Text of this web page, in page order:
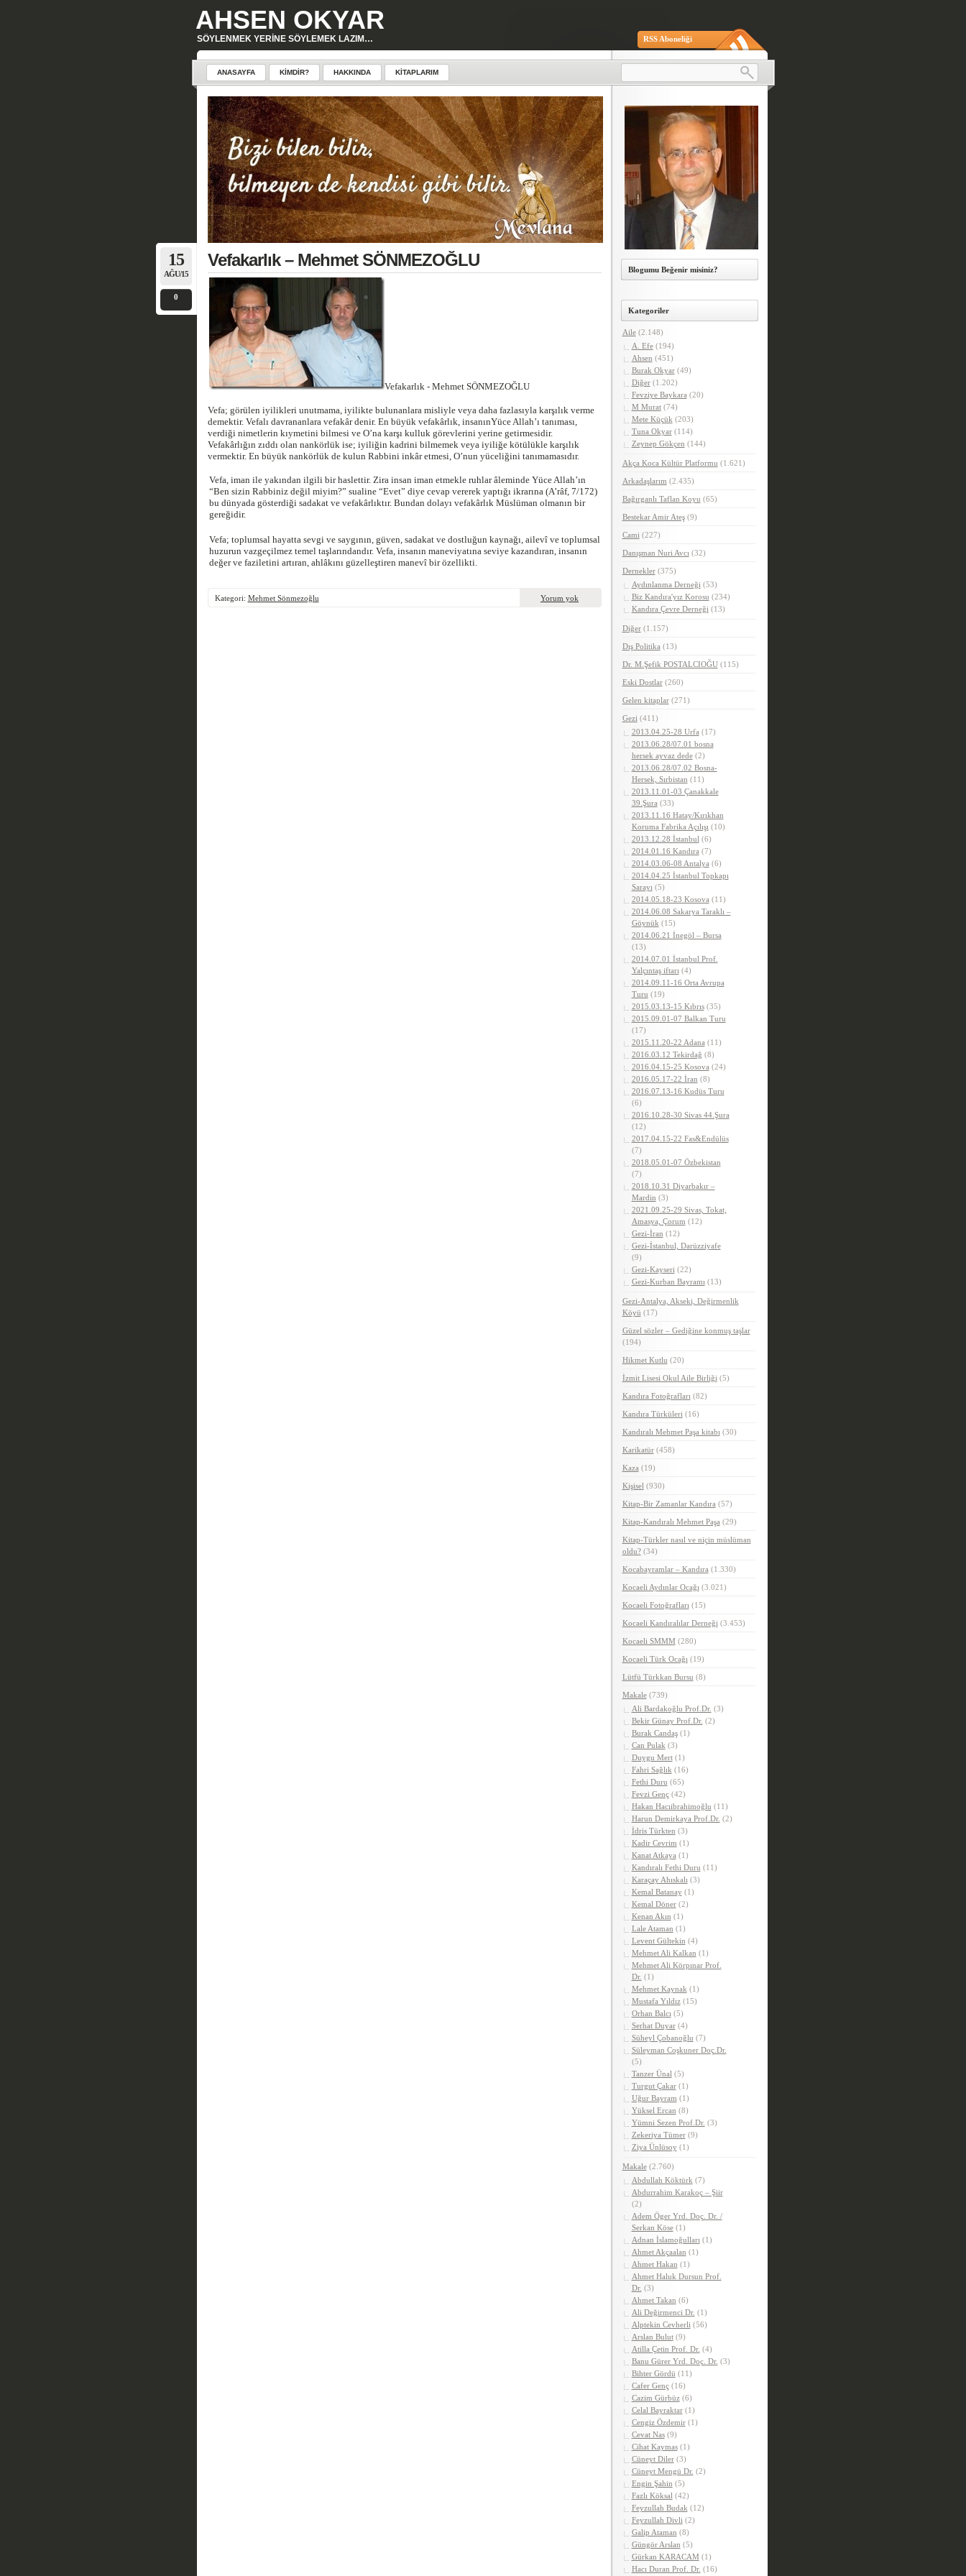
AHSEN OKYAR
SÖYLENMEK YERINE SÖYLEMEK LAZIM… RSS Aboneliği
ANASAYFA KIMDIR? HAKKINDA KITAPLARIM
15
AĞU/15
0
Vefakarlık – Mehmet SÖNMEZOĞLU
Vefakarlık - Mehmet SÖNMEZOĞLU
Vefa; görülen iyilikleri unutmama, iyilikte bulunanlara misliyle veya daha fazlasıyla karşılık verme
demektir. Vefalı davrananlara vefakâr denir. En büyük vefakârlık, insanınYüce Allah’ı tanıması,
verdiği nimetlerin kıymetini bilmesi ve O’na karşı kulluk görevlerini yerine getirmesidir.
Vefakârlığın zıddı olan nankörlük ise; iyiliğin kadrini bilmemek veya iyiliğe kötülükle karşılık
vermektir. En büyük nankörlük de kulun Rabbini inkâr etmesi, O’nun yüceliğini tanımamasıdır.
Vefa, iman ile yakından ilgili bir haslettir. Zira insan iman etmekle ruhlar âleminde Yüce Allah’ın
“Ben sizin Rabbiniz değil miyim?” sualine “Evet” diye cevap vererek yaptığı ikrarına (A’râf, 7/172)
bu dünyada gösterdiği sadakat ve vefakârlıktır. Bundan dolayı vefakârlık Müslüman olmanın bir
gereğidir.
Vefa; toplumsal hayatta sevgi ve saygının, güven, sadakat ve dostluğun kaynağı, ailevî ve toplumsal
huzurun vazgeçilmez temel taşlarındandır. Vefa, insanın maneviyatına seviye kazandıran, insanın
değer ve faziletini artıran, ahlâkını güzelleştiren manevî bir özellikti.
Kategori: Mehmet Sönmezoğlu Yorum yok
Blogumu Beğenir misiniz?
Kategoriler
Aile(2.148)
A. Efe(194)
Ahsen (451)
Burak Okyar(49)
Diğer(1.202)
Fevziye Baykara (20)
M Murat(74)
Mete Küçük (203)
Tuna Okyar(114)
Zeynep Gökçen (144)
Akça Koca Kültür Platformu (1.621)
Arkadaşlarım (2.435)
Bağırganlı Taflan Koyu (65)
Bestekar Amir Ateş(9)
Cami (227)
Danışman Nuri Avcı (32)
Dernekler(375)
Aydınlanma Derneği (53)
Biz Kandıra'yız Korosu (234)
Kandıra Çevre Derneği (13)
Diğer(1.157)
Dış Politika (13)
Dr. M.Şefik POSTALCIOĞU(115)
Eski Dostlar(260)
Gelen kitaplar(271)
Gezi (411)
2013.04.25-28 Urfa (17)
2013.06.28/07.01 bosna
hersek ayvaz dede(2)
2013.06.28/07.02 Bosna-
Hersek, Sırbistan (11)
2013.11.01-03 Çanakkale
39.Şura (33)
2013.11.16 Hatay/Kırıkhan
Koruma Fabrika Açılışı (10)
2013.12.28 İstanbul (6)
2014.01.16 Kandıra (7)
2014.03.06-08 Antalya (6)
2014.04.25 İstanbul Topkapı
Sarayı (5)
2014.05.18-23 Kosova (11)
2014.06.08 Sakarya Taraklı –
Göynük (15)
2014.06.21 İnegöl – Bursa
(13)
2014.07.01 İstanbul Prof.
Yalçıntaş iftarı (4)
2014.09.11-16 Orta Avrupa
Turu (19)
2015.03.13-15 Kıbrıs(35)
2015.09.01-07 Balkan Turu
(17)
2015.11.20-22 Adana (11)
2016.03.12 Tekirdağ (8)
2016.04.15-25 Kosova (24)
2016.05.17-22 İran (8)
2016.07.13-16 Kudüs Turu
(6)
2016.10.28-30 Sivas 44.Şura
(12)
2017.04.15-22 Fas&Endülüs
(7)
2018.05.01-07 Özbekistan
(7)
2018.10.31 Diyarbakır –
Mardin (3)
2021.09.25-29 Sivas, Tokat,
Amasya, Çorum (12)
Gezi-İran (12)
Gezi-İstanbul, Darüzziyafe
(9)
Gezi-Kayseri (22)
Gezi-Kurban Bayramı (13)
Gezi-Antalya, Akseki, Değirmenlik
Köyü (17)
Güzel sözler – Gediğine konmuş taşlar
(194)
Hikmet Kutlu (20)
İzmit Lisesi Okul Aile Birliği (5)
Kandıra Fotoğrafları (82)
Kandıra Türküleri (16)
Kandıralı Mehmet Paşa kitabı (30)
Karikatür(458)
Kaza (19)
Kişisel (930)
Kitap-Bir Zamanlar Kandıra (57)
Kitap-Kandıralı Mehmet Paşa (29)
Kitap-Türkler nasıl ve niçin müslüman
oldu?(34)
Kocabayramlar – Kandıra (1.330)
Kocaeli Aydınlar Ocağı (3.021)
Kocaeli Fotoğrafları (15)
Kocaeli Kandıralılar Derneği (3.453)
Kocaeli SMMM (280)
Kocaeli Türk Ocağı (19)
Lütfü Türkkan Bursu (8)
Makale(739)
Ali Bardakoğlu Prof.Dr. (3)
Bekir Günay Prof.Dr. (2)
Burak Candaş(1)
Can Pulak (3)
Duygu Mert(1)
Fahri Sağlık (16)
Fethi Duru (65)
Fevzi Genç(42)
Hakan Hacıibrahimoğlu (11)
Harun Demirkaya Prof.Dr. (2)
İdris Türkten (3)
Kadir Cevrim (1)
Kanat Atkaya (1)
Kandıralı Fethi Duru (11)
Karaçay Ahıskalı (3)
Kemal Batanay(1)
Kemal Döner(2)
Kenan Akın (1)
Lale Ataman (1)
Levent Gültekin (4)
Mehmet Ali Kalkan (1)
Mehmet Ali Körpınar Prof.
Dr. (1)
Mehmet Kaynak (1)
Mustafa Yıldız(15)
Orhan Balcı (5)
Serhat Duyar(4)
Süheyl Çobanoğlu (7)
Süleyman Coşkuner Doç.Dr.
(5)
Tanzer Ünal (5)
Turgut Çakar(1)
Uğur Bayram (1)
Yüksel Ercan (8)
Yümni Sezen Prof.Dr. (3)
Zekeriya Tümer(9)
Ziya Ünlüsoy(1)
Makale(2.760)
Abdullah Köktürk (7)
Abdurrahim Karakoç – Şiir
(2)
Adem Öger Yrd. Doç. Dr. /
Serkan Köse(1)
Adnan İslamoğulları (1)
Ahmet Akçaalan (1)
Ahmet Hakan (1)
Ahmet Haluk Dursun Prof.
Dr. (3)
Ahmet Takan (6)
Ali Değirmenci Dr. (1)
Alptekin Cevherli (56)
Arslan Bulut(9)
Atilla Çetin Prof. Dr. (4)
Banu Gürer Yrd. Doç. Dr. (3)
Bihter Gördü (11)
Cafer Genç(16)
Cazim Gürbüz(6)
Celal Bayraktar(1)
Cengiz Özdemir(1)
Cevat Nas(9)
Cihat Kaymas(1)
Cüneyt Diler(3)
Cüneyt Mengü Dr. (2)
Engin Şahin (5)
Fazlı Köksal (42)
Feyzullah Budak (12)
Feyzullah Divli (2)
Galip Ataman (8)
Güngör Arslan (5)
Gürkan KARACAM (1)
Hacı Duran Prof. Dr. (16)